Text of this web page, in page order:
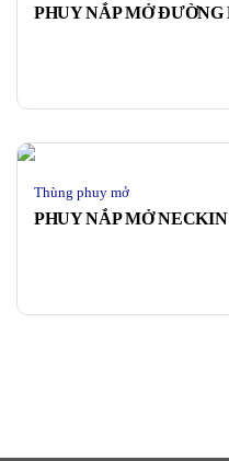
PHUY NẮP MỞ ĐƯỜNG
Thùng phuy mở
PHUY NẮP MỞ NECKIN